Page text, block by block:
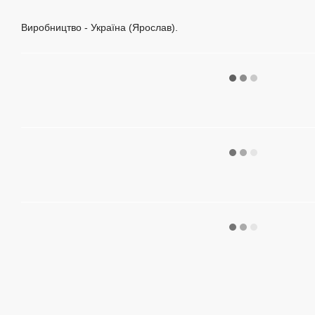
Виробництво - Україна (Ярослав).